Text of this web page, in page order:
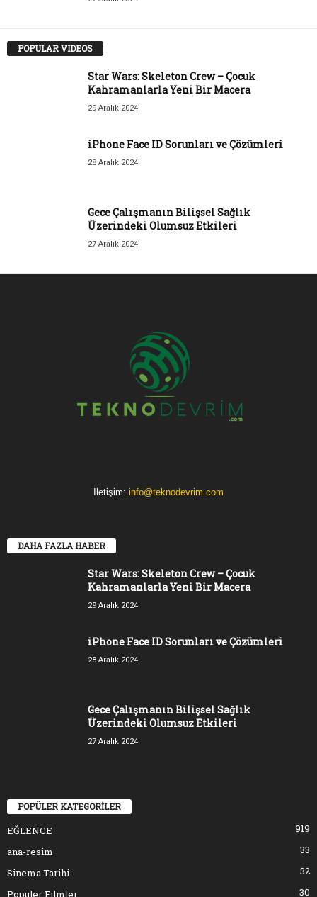
POPULAR VIDEOS
Star Wars: Skeleton Crew – Çocuk
Kahramanlarla Yeni Bir Macera
29 Aralık 2024
iPhone Face ID Sorunları ve Çözümleri
28 Aralık 2024
Gece Çalışmanın Bilişsel Sağlık
Üzerindeki Olumsuz Etkileri
27 Aralık 2024
İletişim: info@teknodevrim.com
DAHA FAZLA HABER
Star Wars: Skeleton Crew – Çocuk
Kahramanlarla Yeni Bir Macera
29 Aralık 2024
iPhone Face ID Sorunları ve Çözümleri
28 Aralık 2024
Gece Çalışmanın Bilişsel Sağlık
Üzerindeki Olumsuz Etkileri
27 Aralık 2024
POPÜLER KATEGORİLER
EĞLENCE
919
ana-resim
33
Sinema Tarihi
32
Popüler Filmler
30